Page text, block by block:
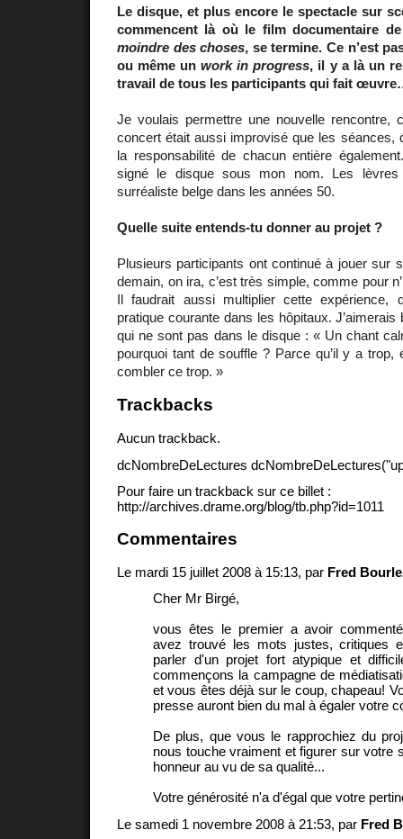
Le disque, et plus encore le spectacle sur
commencent là où le film documentaire
moindre des choses, se termine. Ce n’est
ou même unwork in progress, il y a là un
travail de tous les participants qui fait
Je voulais permettre une nouvelle rencontre,
concert était aussi improvisé que les séances,
la responsabilité de chacun entière
signé le disque sous mon nom. Les
surréaliste belge dans les années 50.
Quelle suite entends-tu donner au projet ?
Plusieurs participants ont continué à jouer sur
demain, on ira, c’est très simple, comme pour
Il faudrait aussi multiplier cette expérience,
pratique courante dans les hôpitaux.
qui ne sont pas dans le disque : « Un chant
pourquoi tant de souffle ? Parce qu’il y a
combler ce trop. »
Trackbacks
Aucun trackback.
dcNombreDeLectures
Pour faire un trackback sur ce billet :
http://archives.drame.org/blog/tb.php?id=1011
Commentaires
Le mardi 15 juillet 2008 à 15:13, par Fred
Cher Mr Birgé,
vous êtes le premier a avoir
avez trouvé les mots justes, critiques
parler d'un projet fort atypique et
commençons la campagne de
et vous êtes déjà sur le coup, chapeau!
presse auront bien du mal à égaler votre
De plus, que vous le rapprochiez du
nous touche vraiment et figurer sur votre
honneur au vu de sa qualité...
Votre générosité n'a d'égal que votre
Le samedi 1 novembre 2008 à 21:53, par Fred